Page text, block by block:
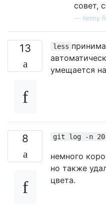
совет,
— Kenny
13 less
умещается
8 git log -n
немного
но также
цвета.